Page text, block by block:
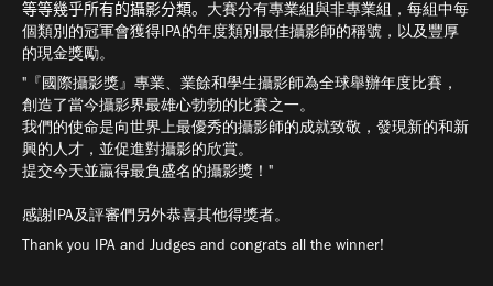
等等幾乎所有的攝影分類。 大賽分有專業組與非專業組，每組中每
個類別的冠軍會獲得IPA的年度類別最佳攝影師的稱號，以及豐厚
的現金獎勵。
"『國際攝影獎』專業、業餘和學生攝影師為全球舉辦年度比賽，
創造了當今攝影界最雄心勃勃的比賽之一。
我們的使命是向世界上最優秀的攝影師的成就致敬，發現新的和新
興的人才，並促進對攝影的欣賞。
提交今天並贏得最負盛名的攝影獎！"
感謝IPA及評審們另外恭喜其他得獎者。
Thank you IPA and Judges and congrats all the winner!